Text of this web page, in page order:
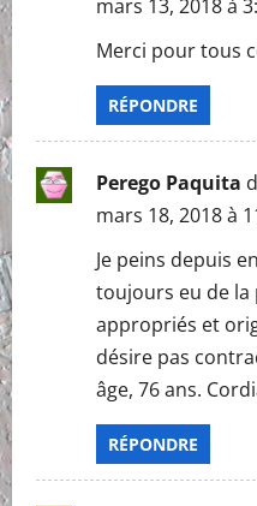
mars 13, 2018 à
Merci pour tous
RÉPONDRE
Perego Paquita
mars 18, 2018 à
Je peins depuis
toujours eu de la
appropriés et
désire pas
âge, 76 ans.
RÉPONDRE